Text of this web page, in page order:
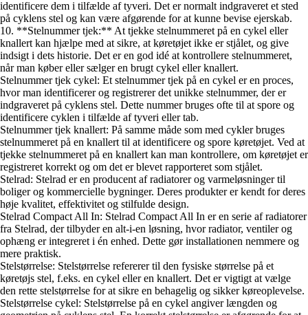
identificere dem i tilfælde af tyveri. Det er normalt indgraveret et sted
på cyklens stel og kan være afgørende for at kunne bevise ejerskab.
10. **Stelnummer tjek:** At tjekke stelnummeret på en cykel eller
knallert kan hjælpe med at sikre, at køretøjet ikke er stjålet, og give
indsigt i dets historie. Det er en god idé at kontrollere stelnummeret,
når man køber eller sælger en brugt cykel eller knallert.
Stelnummer tjek cykel: Et stelnummer tjek på en cykel er en proces,
hvor man identificerer og registrerer det unikke stelnummer, der er
indgraveret på cyklens stel. Dette nummer bruges ofte til at spore og
identificere cyklen i tilfælde af tyveri eller tab.
Stelnummer tjek knallert: På samme måde som med cykler bruges
stelnummeret på en knallert til at identificere og spore køretøjet. Ved at
tjekke stelnummeret på en knallert kan man kontrollere, om køretøjet er
registreret korrekt og om det er blevet rapporteret som stjålet.
Stelrad: Stelrad er en producent af radiatorer og varmeløsninger til
boliger og kommercielle bygninger. Deres produkter er kendt for deres
høje kvalitet, effektivitet og stilfulde design.
Stelrad Compact All In: Stelrad Compact All In er en serie af radiatorer
fra Stelrad, der tilbyder en alt-i-en løsning, hvor radiator, ventiler og
ophæng er integreret i én enhed. Dette gør installationen nemmere og
mere praktisk.
Stelstørrelse: Stelstørrelse refererer til den fysiske størrelse på et
køretøjs stel, f.eks. en cykel eller en knallert. Det er vigtigt at vælge
den rette stelstørrelse for at sikre en behagelig og sikker køreoplevelse.
Stelstørrelse cykel: Stelstørrelse på en cykel angiver længden og